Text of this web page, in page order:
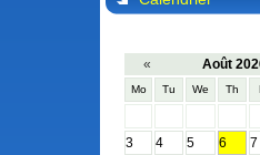
« Août
Mo Tu We Th
3
4 5 6 7